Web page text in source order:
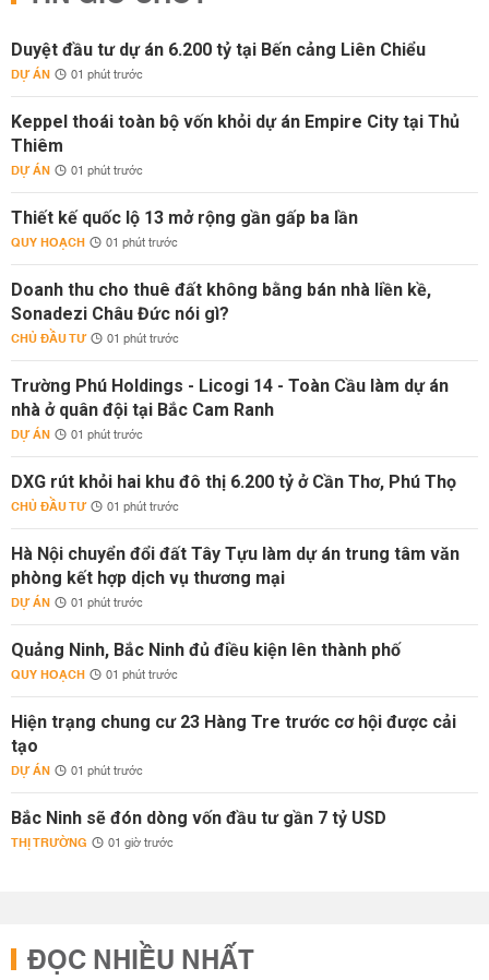
Duyệt đầu tư dự án 6.200 tỷ tại Bến cảng Liên Chiểu
DỰ ÁN 01 phút trước
Keppel thoái toàn bộ vốn khỏi dự án Empire City tại Thủ
Thiêm
DỰ ÁN 01 phút trước
Thiết kế quốc lộ 13 mở rộng gần gấp ba lần
QUY HOẠCH 01 phút trước
Doanh thu cho thuê đất không bằng bán nhà liền kề,
Sonadezi Châu Đức nói gì?
CHỦ ĐẦU TƯ 01 phút trước
Trường Phú Holdings - Licogi 14 - Toàn Cầu làm dự án
nhà ở quân đội tại Bắc Cam Ranh
DỰ ÁN 01 phút trước
DXG rút khỏi hai khu đô thị 6.200 tỷ ở Cần Thơ, Phú Thọ
CHỦ ĐẦU TƯ 01 phút trước
Hà Nội chuyển đổi đất Tây Tựu làm dự án trung tâm văn
phòng kết hợp dịch vụ thương mại
DỰ ÁN 01 phút trước
Quảng Ninh, Bắc Ninh đủ điều kiện lên thành phố
QUY HOẠCH 01 phút trước
Hiện trạng chung cư 23 Hàng Tre trước cơ hội được cải
tạo
DỰ ÁN 01 phút trước
Bắc Ninh sẽ đón dòng vốn đầu tư gần 7 tỷ USD
THỊ TRƯỜNG 01 giờ trước
ĐỌC NHIỀU NHẤT